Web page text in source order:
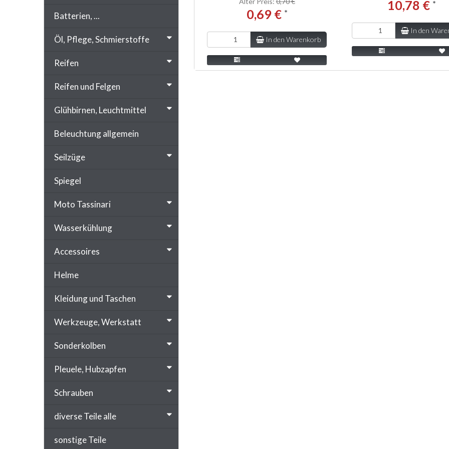
0,69 € *
In den Warenkorb
10,78 € *
In den
Batterien, ...
Öl, Pflege, Schmierstoffe
Reifen
Reifen und Felgen
Glühbirnen, Leuchtmittel
Beleuchtung allgemein
Seilzüge
Spiegel
Moto Tassinari
Wasserkühlung
Accessoires
Helme
Kleidung und Taschen
Werkzeuge, Werkstatt
Sonderkolben
Pleuele, Hubzapfen
Schrauben
diverse Teile alle
sonstige Teile